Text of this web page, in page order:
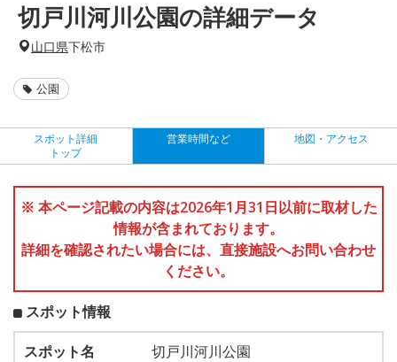
切戸川河川公園の詳細データ
山口県下松市
公園
スポット詳細
トップ
営業時間など 地図・アクセス
※ 本ページ記載の内容は2026年1月31日以前に取材した
情報が含まれております。
詳細を確認されたい場合には、直接施設へお問い合わせ
ください。
スポット情報
スポット名
切戸川河川公園